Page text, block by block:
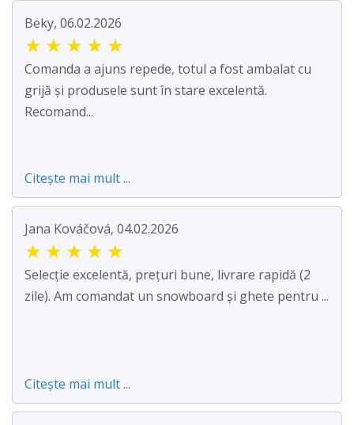
Beky, 06.02.2026
★ ★ ★ ★ ★
Comanda a ajuns repede, totul a fost ambalat cu
grijă și produsele sunt în stare excelentă.
Recomand...
Citește mai mult ...
Jana Kováčová, 04.02.2026
★ ★ ★ ★ ★
Selecție excelentă, prețuri bune, livrare rapidă (2
zile). Am comandat un snowboard și ghete pentru ...
Citește mai mult ...